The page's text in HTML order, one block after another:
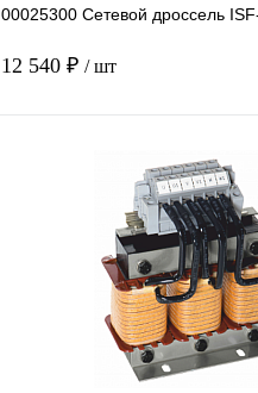
00025300 Сетевой дроссель
12 540 ₽ / шт
В
Купить в 1 клик
Под